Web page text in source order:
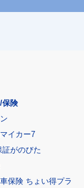
保険
イカー7
がのびた
保険 ちょい得プラ